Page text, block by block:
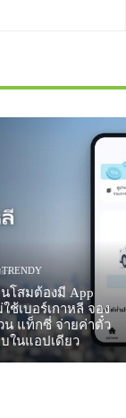
TRENDY
โสมต้องมี App
ช้เบอร์เกาหลี จอง
น แท็กซี่ จ่ายค่าตั๋ว
ในแอปเดียว